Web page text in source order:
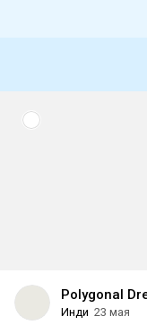
Polygonal
Инди 23 мая